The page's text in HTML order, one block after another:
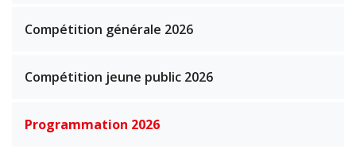
Compétition générale 2026
Compétition jeune public 2026
Programmation 2026